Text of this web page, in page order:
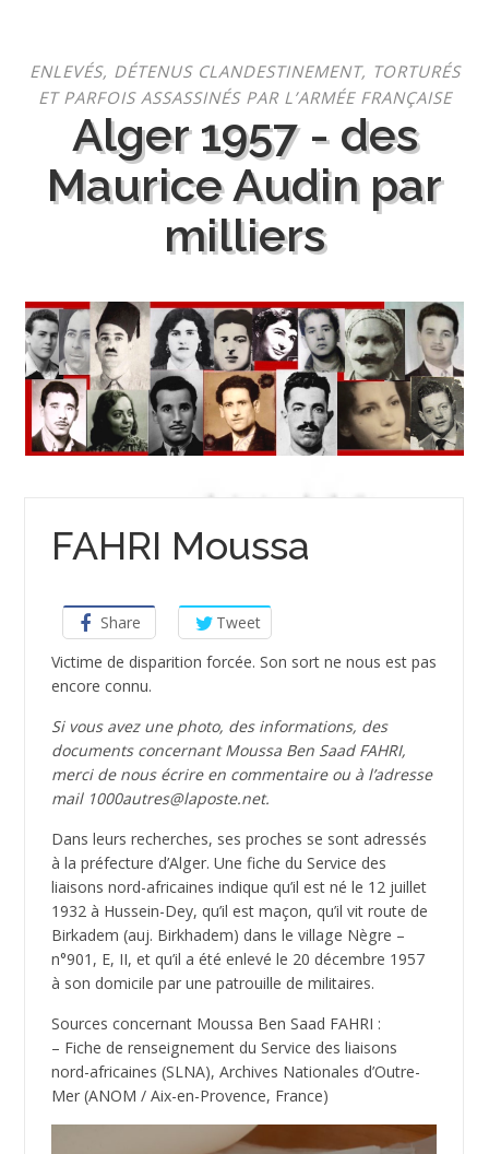
contenu
ENLEVÉS, DÉTENUS CLANDESTINEMENT, TORTURÉS
ET PARFOIS ASSASSINÉS PAR L’ARMÉE FRANÇAISE
Alger 1957 - des
Maurice Audin par
milliers
FAHRI Moussa
Share
Tweet
Victime de disparition forcée. Son sort ne nous est pas
encore connu.
Si vous avez une photo, des informations, des
documents concernant Moussa Ben Saad FAHRI,
merci de nous écrire en commentaire ou à l’adresse
mail 1000autres@laposte.net.
Dans leurs recherches, ses proches se sont adressés
à la préfecture d’Alger. Une fiche du Service des
liaisons nord-africaines indique qu’il est né le 12 juillet
1932 à Hussein-Dey, qu’il est maçon, qu’il vit route de
Birkadem (auj. Birkhadem) dans le village Nègre –
n°901, E, II, et qu’il a été enlevé le 20 décembre 1957
à son domicile par une patrouille de militaires.
Sources concernant Moussa Ben Saad FAHRI :
– Fiche de renseignement du Service des liaisons
nord-africaines (SLNA), Archives Nationales d’Outre-
Mer (ANOM / Aix-en-Provence, France)